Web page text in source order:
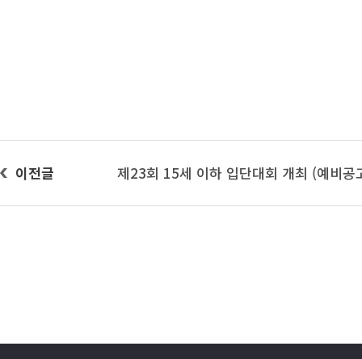
이전글 제23회 15세 이하 입단대회 개최 (예비